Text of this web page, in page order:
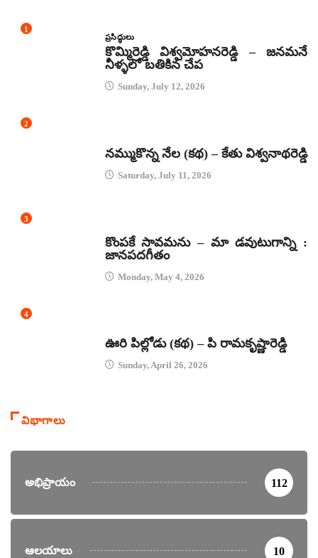
1
ప్రసిద్ధులు
కొమ్మిరెడ్డి విశ్వమోహనరెడ్డి – జనమనే
నీళ్ళలో బతికిన చేప
Sunday, July 12, 2026
2
నమ్ముకొన్న నేల (కథ) – కేతు విశ్వనాథరెడ్డి
Saturday, July 11, 2026
3
కొంపకే సావమను – మా డవుటుగాన్ని :
జానపదగీతం
Monday, May 4, 2026
4
ఊరి పిల్లోడు (కథ) – పి రామకృష్ణారెడ్డి
Sunday, April 26, 2026
విభాగాలు
అభిప్రాయం 112
ఆలయాలు 10